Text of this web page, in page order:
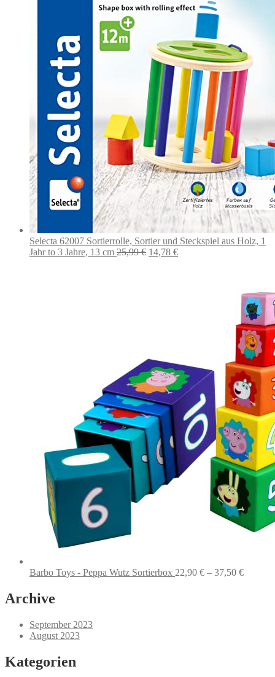
Selecta 62007 Sortierrolle, Sortier und Steckspiel aus Holz, 1
Jahr to 3 Jahre, 13 cm 25,99€ Ursprünglicher
14,78 €Aktueller
Barbo Toys - Peppa Wutz Sortierbox 22,90 € – 37,50 €
Archive
September 2023
August 2023
Kategorien